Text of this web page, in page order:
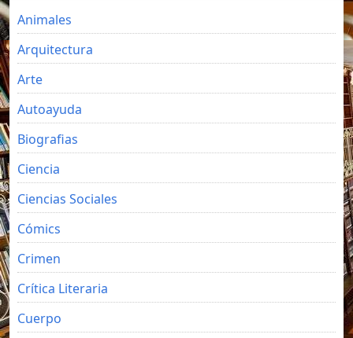
Animales
Arquitectura
Arte
Autoayuda
Biografias
Ciencia
Ciencias Sociales
Cómics
Crimen
Crítica Literaria
Cuerpo